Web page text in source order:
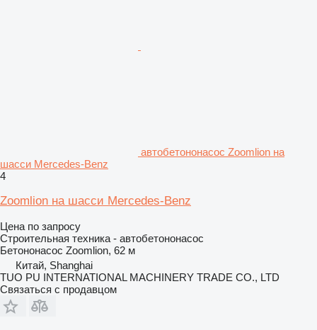
автобетононасос Zoomlion на
шасси Mercedes-Benz
4
Zoomlion на шасси Mercedes-Benz
Цена по запросу
Строительная техника - автобетононасос
Бетононасос Zoomlion, 62 м
Китай, Shanghai
TUO PU INTERNATIONAL MACHINERY TRADE CO., LTD
Связаться с продавцом